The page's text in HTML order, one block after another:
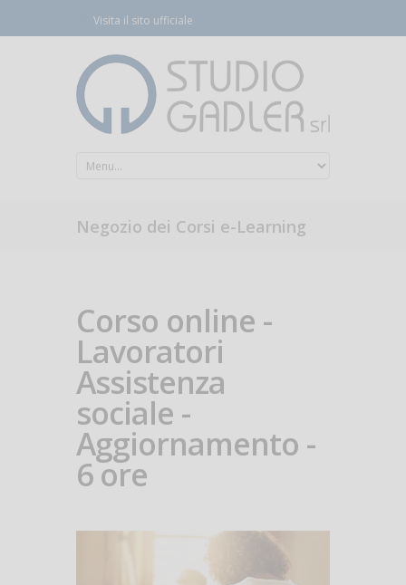
Visita il sito ufficiale
Negozio dei Corsi e-Learning
Corso online -
Lavoratori
Assistenza
sociale -
Aggiornamento -
6 ore